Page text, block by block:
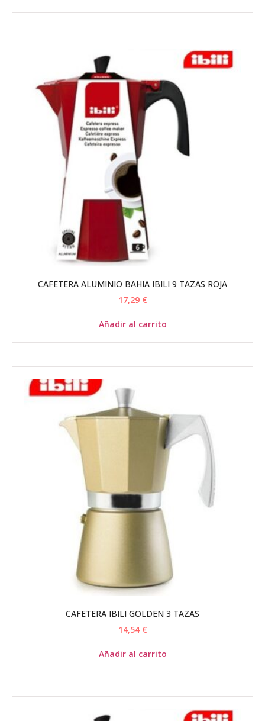
CAFETERA ALUMINIO BAHIA IBILI 9 TAZAS ROJA
17,29 €
Añadir al carrito
CAFETERA IBILI GOLDEN 3 TAZAS
14,54 €
Añadir al carrito